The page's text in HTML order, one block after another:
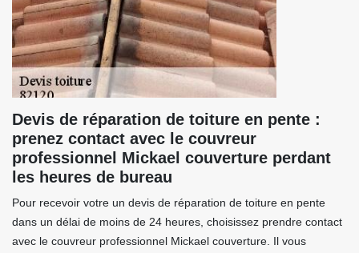
Devis de réparation de toiture en pente :
prenez contact avec le couvreur
professionnel Mickael couverture perdant
les heures de bureau
Pour recevoir votre un devis de réparation de toiture en pente
dans un délai de moins de 24 heures, choisissez prendre contact
avec le couvreur professionnel Mickael couverture. Il vous